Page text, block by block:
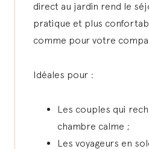
direct au jardin rend le
pratique et plus
comme pour votre
Idéales pour :
Les couples qui
chambre calme ;
Les voyageurs en